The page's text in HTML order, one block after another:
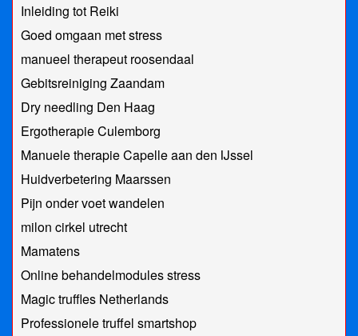
Inleiding tot Reiki
Goed omgaan met stress
manueel therapeut roosendaal
Gebitsreiniging Zaandam
Dry needling Den Haag
Ergotherapie Culemborg
Manuele therapie Capelle aan den IJssel
Huidverbetering Maarssen
Pijn onder voet wandelen
milon cirkel utrecht
Mamatens
Online behandelmodules stress
Magic truffles Netherlands
Professionele truffel smartshop